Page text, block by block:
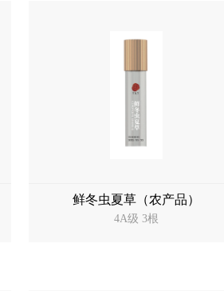
鲜冬虫夏草（农产品）
4A级 3根